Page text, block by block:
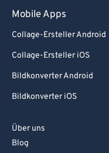
Mobile Apps
Collage-Ersteller Android
Collage-Ersteller iOS
Bildkonverter Android
Bildkonverter iOS
Über uns
Blog